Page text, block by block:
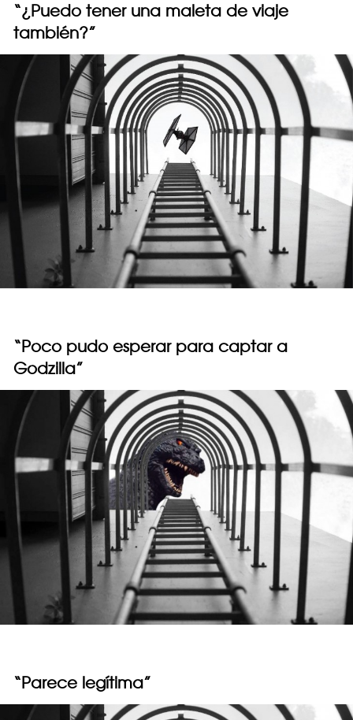
“¿Puedo tener una maleta de viaje
también?”
“Poco pudo esperar para captar a
Godzilla”
“Parece legítima”